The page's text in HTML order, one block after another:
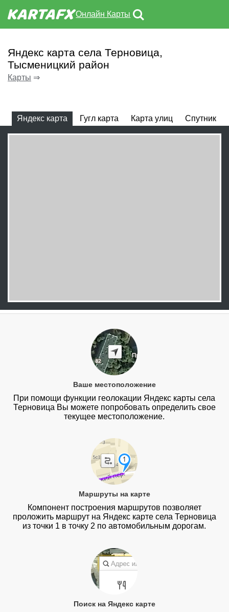
Онлайн Карты
Яндекс карта села Терновица,
Тысменицкий район
Карты ⇒
Яндекс карта Гугл карта Карта улиц Спутник
Ваше местоположение
При помощи функции геолокации Яндекс карты села
Терновица Вы можете попробовать определить свое
текущее местоположение.
Маршруты на карте
Компонент построения маршрутов позволяет
проложить маршрут на Яндекс карте села Терновица
из точки 1 в точку 2 по автомобильным дорогам.
Поиск на Яндекс карте